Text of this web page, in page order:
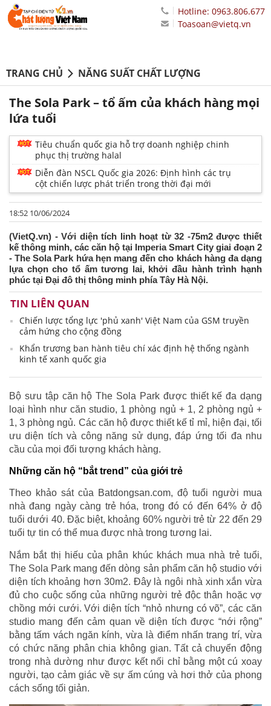
Hotline: 0963.806.677
Toasoan@vietq.vn
TRANG CHỦ NĂNG SUẤT CHẤT LƯỢNG
The Sola Park – tổ ấm của khách hàng mọi
lứa tuổi
Tiêu chuẩn quốc gia hỗ trợ doanh nghiệp chinh
phục thị trường halal
Diễn đàn NSCL Quốc gia 2026: Định hình các trụ
cột chiến lược phát triển trong thời đại mới
18:52 10/06/2024
(VietQ.vn) - Với diện tích linh hoạt từ 32 -75m2 được thiết
kế thông minh, các căn hộ tại Imperia Smart City giai đoạn 2
- The Sola Park hứa hẹn mang đến cho khách hàng đa dạng
lựa chọn cho tổ ấm tương lai, khởi đầu hành trình hạnh
phúc tại Đại đô thị thông minh phía Tây Hà Nội.
TIN LIÊN QUAN
Chiến lược tổng lực 'phủ xanh' Việt Nam của GSM truyền
cảm hứng cho cộng đồng
Khẩn trương ban hành tiêu chí xác định hệ thống ngành
kinh tế xanh quốc gia
Bộ sưu tập căn hộ The Sola Park được thiết kế đa dạng
loại hình như căn studio, 1 phòng ngủ + 1, 2 phòng ngủ +
1, 3 phòng ngủ. Các căn hộ được thiết kế tỉ mỉ, hiện đại, tối
ưu diện tích và công năng sử dụng, đáp ứng tối đa nhu
cầu của mọi đối tượng khách hàng.
Những căn hộ “bắt trend” của giới trẻ
Theo khảo sát của Batdongsan.com, độ tuổi người mua
nhà đang ngày càng trẻ hóa, trong đó có đến 64% ở độ
tuổi dưới 40. Đặc biệt, khoảng 60% người trẻ từ 22 đến 29
tuổi tự tin có thể mua được nhà trong tương lai.
Nắm bắt thị hiếu của phân khúc khách mua nhà trẻ tuổi,
The Sola Park mang đến dòng sản phẩm căn hộ studio với
diện tích khoảng hơn 30m2. Đây là ngôi nhà xinh xắn vừa
đủ cho cuộc sống của những người trẻ độc thân hoặc vợ
chồng mới cưới. Với diện tích “nhỏ nhưng có võ”, các căn
studio mang đến cảm quan về diện tích được “nới rộng”
bằng tấm vách ngăn kính, vừa là điểm nhấn trang trí, vừa
có chức năng phân chia không gian. Tất cả chuyển động
trong nhà dường như được kết nối chỉ bằng một cú xoay
người, tạo cảm giác về sự ấm cúng và hơi thở của phong
cách sống tối giản.